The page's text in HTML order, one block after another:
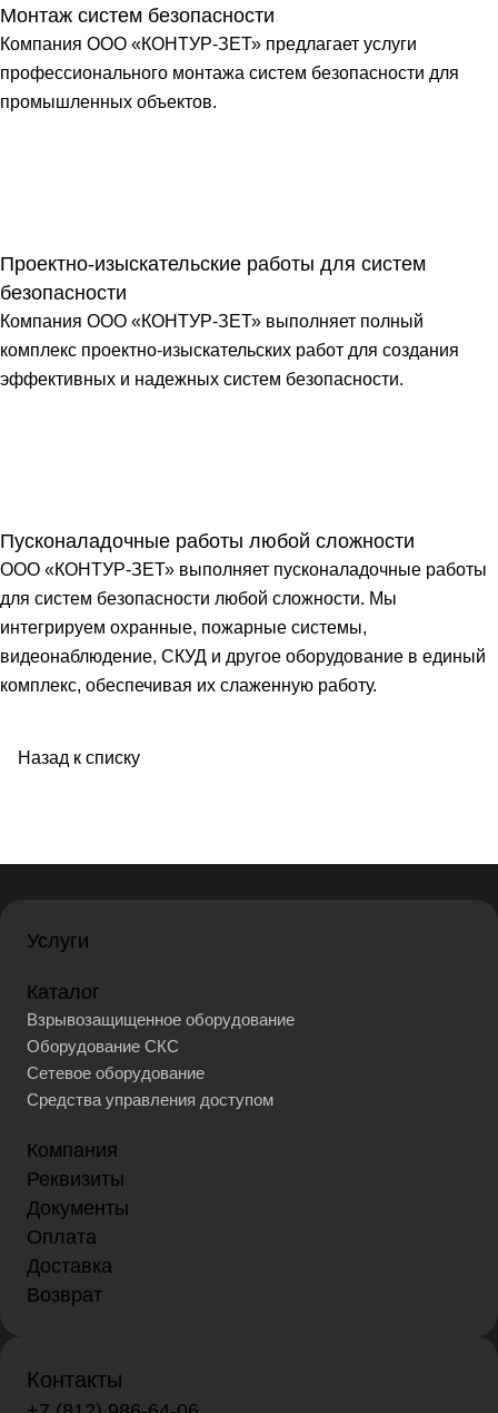
Монтаж систем безопасности
Компания ООО «КОНТУР-ЗЕТ» предлагает услуги
профессионального монтажа систем безопасности для
промышленных объектов.
Проектно-изыскательские работы для систем
безопасности
Компания ООО «КОНТУР-ЗЕТ» выполняет полный
комплекс проектно-изыскательских работ для создания
эффективных и надежных систем безопасности.
Пусконаладочные работы любой сложности
ООО «КОНТУР-ЗЕТ» выполняет пусконаладочные работы
для систем безопасности любой сложности. Мы
интегрируем охранные, пожарные системы,
видеонаблюдение, СКУД и другое оборудование в единый
комплекс, обеспечивая их слаженную работу.
Назад к списку
Услуги
Каталог
Взрывозащищенное оборудование
Оборудование СКС
Сетевое оборудование
Средства управления доступом
Компания
Реквизиты
Документы
Оплата
Доставка
Возврат
Контакты